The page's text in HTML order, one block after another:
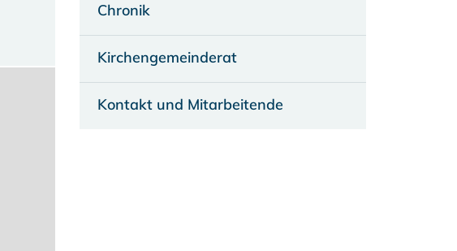
Chronik
Kirchengemeinderat
Kontakt und Mitarbeitende